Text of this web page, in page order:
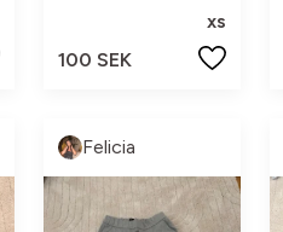
xs
100 SEK
Felicia